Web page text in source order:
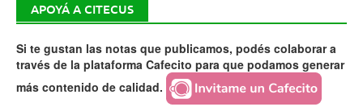
APOYÁ A CITECUS
Si te gustan las notas que publicamos, podés colaborar a
través de la plataforma Cafecito para que podamos generar
más contenido de calidad.